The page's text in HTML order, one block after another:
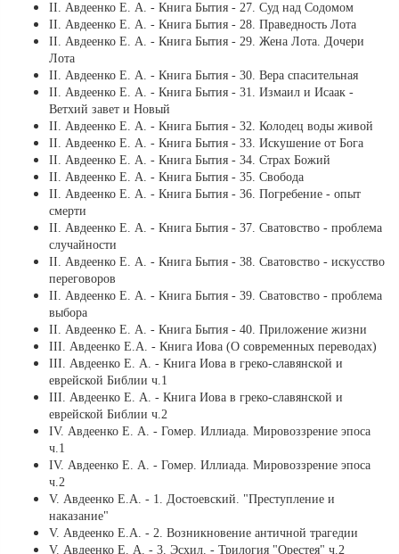
ІІ. Авдеенко Е. А. - Книга Бытия - 27. Суд над Содомом
ІІ. Авдеенко Е. А. - Книга Бытия - 28. Праведность Лота
ІІ. Авдеенко Е. А. - Книга Бытия - 29. Жена Лота. Дочери
Лота
ІІ. Авдеенко Е. А. - Книга Бытия - 30. Вера спасительная
ІІ. Авдеенко Е. А. - Книга Бытия - 31. Измаил и Исаак -
Ветхий завет и Новый
ІІ. Авдеенко Е. А. - Книга Бытия - 32. Колодец воды живой
ІІ. Авдеенко Е. А. - Книга Бытия - 33. Искушение от Бога
ІІ. Авдеенко Е. А. - Книга Бытия - 34. Страх Божий
ІІ. Авдеенко Е. А. - Книга Бытия - 35. Свобода
ІІ. Авдеенко Е. А. - Книга Бытия - 36. Погребение - опыт
смерти
ІІ. Авдеенко Е. А. - Книга Бытия - 37. Сватовство - проблема
случайности
ІІ. Авдеенко Е. А. - Книга Бытия - 38. Сватовство - искусство
переговоров
ІІ. Авдеенко Е. А. - Книга Бытия - 39. Сватовство - проблема
выбора
ІІ. Авдеенко Е. А. - Книга Бытия - 40. Приложение жизни
ІІI. Авдеенко Е.А. - Книга Иова (О современных переводах)
ІІІ. Авдеенко Е. А. - Книга Иова в греко-славянской и
еврейской Библии ч.1
ІІІ. Авдеенко Е. А. - Книга Иова в греко-славянской и
еврейской Библии ч.2
ІV. Авдеенко Е. А. - Гомер. Иллиада. Мировоззрение эпоса
ч.1
ІV. Авдеенко Е. А. - Гомер. Иллиада. Мировоззрение эпоса
ч.2
V. Авдеенко Е.А. - 1. Достоевский. "Преступление и
наказание"
V. Авдеенко Е.А. - 2. Возникновение античной трагедии
V. Авдеенко Е. А. - 3. Эсхил. - Трилогия "Орестея" ч.2